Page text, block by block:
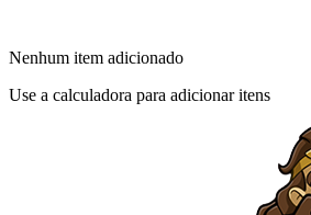
Nenhum item adicionado
Use a calculadora para adicionar itens